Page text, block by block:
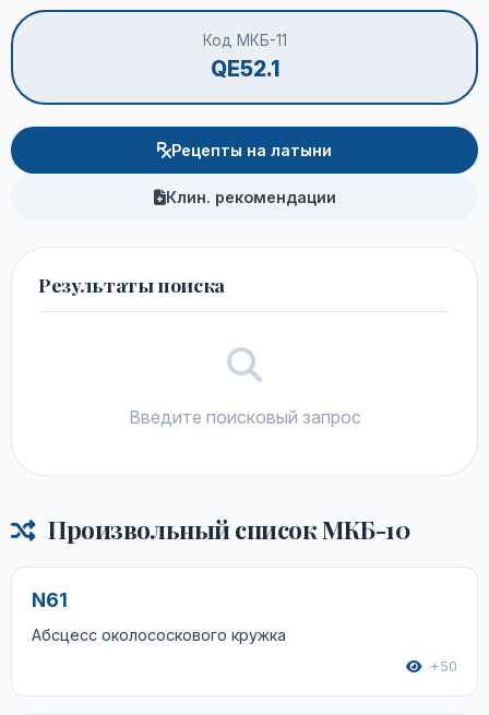
Код МКБ-11
QE52.1
Рецепты на латыни
Клин. рекомендации
Результаты поиска
Введите поисковый запрос
Произвольный список МКБ-10
N61
Абсцесс околососкового кружка
+50